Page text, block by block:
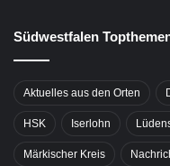
Südwestfalen
Aktuelles aus den Orten
HSK Iserlohn
Märkischer Kreis